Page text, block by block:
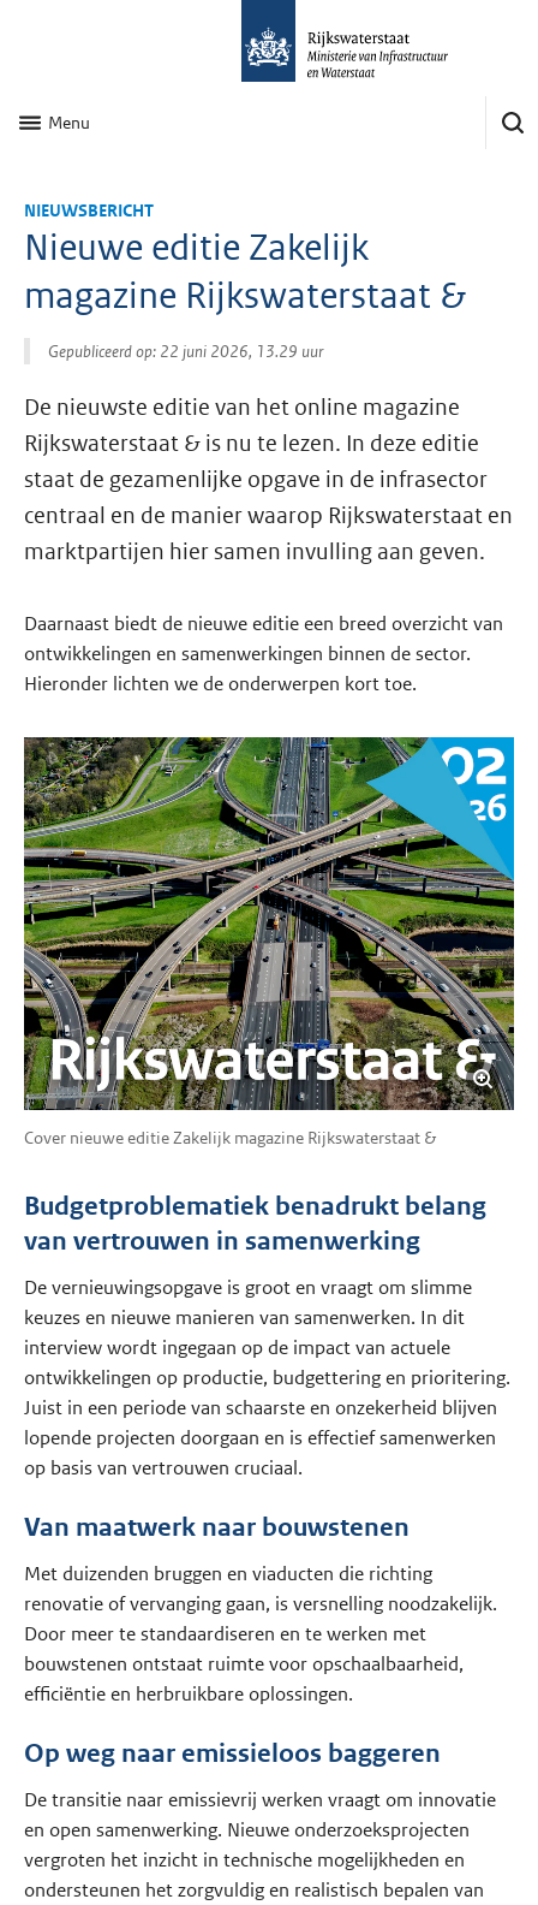
Menu
NIEUWSBERICHT
Nieuwe editie Zakelijk
magazine Rijkswaterstaat &
Gepubliceerd op: 22 juni 2026, 13.29 uur
De nieuwste editie van het online magazine
Rijkswaterstaat & is nu te lezen. In deze editie
staat de gezamenlijke opgave in de infrasector
centraal en de manier waarop Rijkswaterstaat en
marktpartijen hier samen invulling aan geven.
Daarnaast biedt de nieuwe editie een breed overzicht van
ontwikkelingen en samenwerkingen binnen de sector.
Hieronder lichten we de onderwerpen kort toe.
Cover nieuwe editie Zakelijk magazine Rijkswaterstaat &
Budgetproblematiek benadrukt belang
van vertrouwen in samenwerking
De vernieuwingsopgave is groot en vraagt om slimme
keuzes en nieuwe manieren van samenwerken. In dit
interview wordt ingegaan op de impact van actuele
ontwikkelingen op productie, budgettering en prioritering.
Juist in een periode van schaarste en onzekerheid blijven
lopende projecten doorgaan en is effectief samenwerken
op basis van vertrouwen cruciaal.
Van maatwerk naar bouwstenen
Met duizenden bruggen en viaducten die richting
renovatie of vervanging gaan, is versnelling noodzakelijk.
Door meer te standaardiseren en te werken met
bouwstenen ontstaat ruimte voor opschaalbaarheid,
efficiëntie en herbruikbare oplossingen.
Op weg naar emissieloos baggeren
De transitie naar emissievrij werken vraagt om innovatie
en open samenwerking. Nieuwe onderzoeksprojecten
vergroten het inzicht in technische mogelijkheden en
ondersteunen het zorgvuldig en realistisch bepalen van